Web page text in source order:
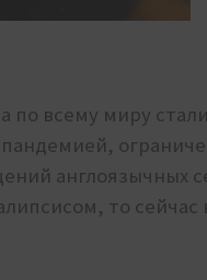
по всему миру
англоязычных
то